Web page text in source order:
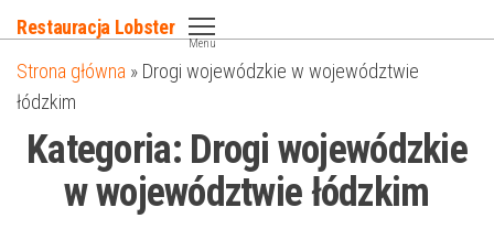
do
treści
Restauracja Lobster
Menu
Strona główna » Drogi wojewódzkie w województwie
łódzkim
Kategoria: Drogi wojewódzkie
w województwie łódzkim